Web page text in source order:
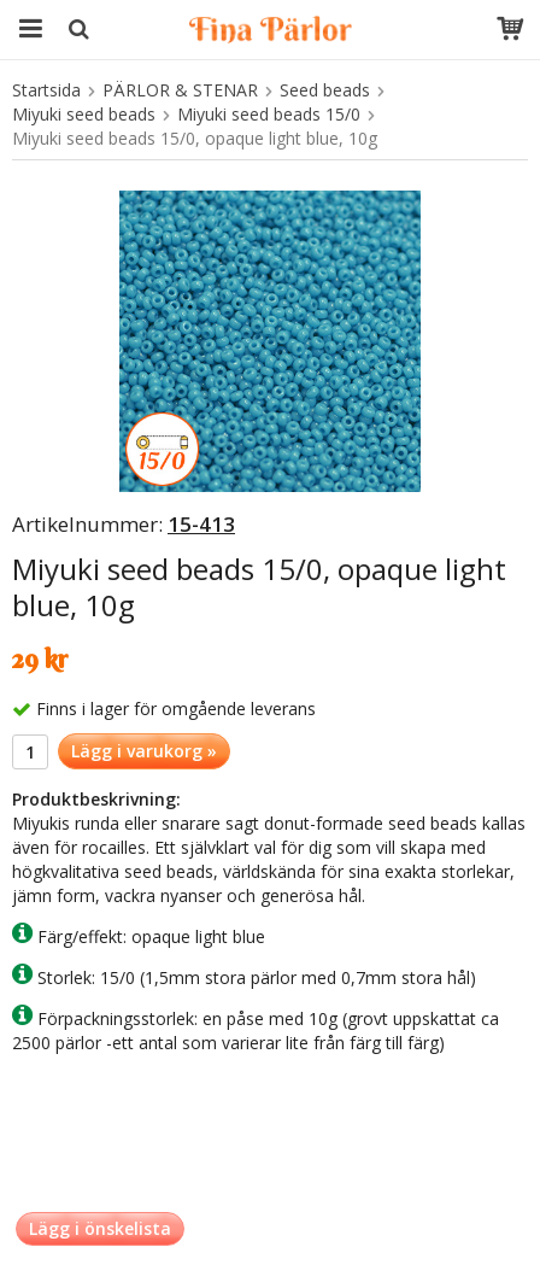
Produkten har blivit tillagd i varukorgen
Startsida PÄRLOR & STENAR
Seed beads
Miyuki seed beads
Miyuki seed beads 15/0
Miyuki seed beads 15/0, opaque light blue, 10g
Artikelnummer: 15-413
Miyuki seed beads 15/0, opaque light
blue, 10g
29 kr
Finns i lager för omgående leverans
Lägg i varukorg »
Produktbeskrivning:
Miyukis runda eller snarare sagt donut-formade seed beads kallas
även för rocailles. Ett självklart val för dig som vill skapa med
högkvalitativa seed beads, världskända för sina exakta storlekar,
jämn form, vackra nyanser och generösa hål.
Färg/effekt: opaque light blue
Storlek: 15/0 (1,5mm stora pärlor med 0,7mm stora hål)
Förpackningsstorlek: en påse med 10g (grovt uppskattat ca
2500 pärlor -ett antal som varierar lite från färg till färg)
Lägg i önskelista